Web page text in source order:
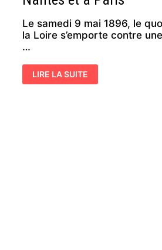
Le samedi 9 mai 1896, le
la Loire s’emporte contre
…
1896
–
LIRE LA SUITE